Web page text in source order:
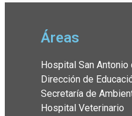
Áreas
Hospital San Antonio
Dirección de
Secretaría de
Hospital Veterinario